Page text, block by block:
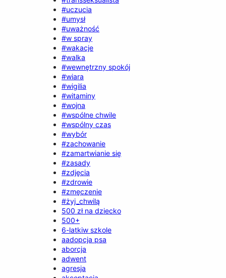
#uczucia
#umysł
#uważność
#w spray
#wakacje
#walka
#wewnętrzny spokój
#wiara
#wigilia
#witaminy
#wojna
#wspólne chwile
#wspólny czas
#wybór
#zachowanie
#zamartwianie się
#zasady
#zdjęcia
#zdrowie
#zmęczenie
#żyj_chwilą
500 zł na dziecko
500+
6-latkiw szkole
aadopcja psa
aborcja
adwent
agresja